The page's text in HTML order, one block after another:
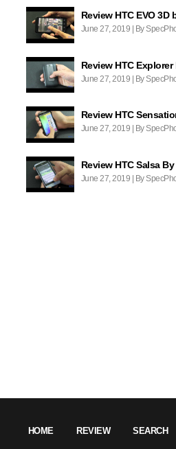
Review HTC EVO 3D
June 27, 2019 | By
Review HTC
June 27, 2019 | By
Review HTC
June 27, 2019 | By
Review HTC Salsa
June 27, 2019 | By
HOME REVIEW SEARCH